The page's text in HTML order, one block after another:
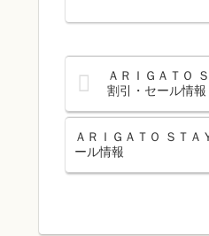
ＡＲＩＧＡＴＯ
割引・セール情報
ＡＲＩＧＡＴＯ ＳＴ
ール情報